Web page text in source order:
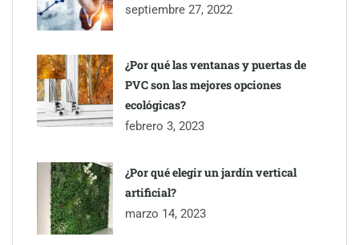
septiembre 27, 2022
¿Por qué las ventanas y puertas de
PVC son las mejores opciones
ecológicas?
febrero 3, 2023
¿Por qué elegir un jardín vertical
artificial?
marzo 14, 2023